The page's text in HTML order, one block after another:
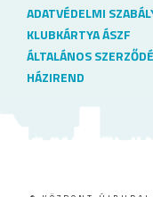
ADATVÉDELMI
KLUBKÁRTYA ÁSZF
ÁLTALÁNOS
HÁZIREND